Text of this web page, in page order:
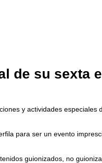
de su sexta
y actividades
para ser un evento
guionizados, no